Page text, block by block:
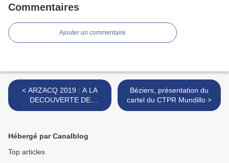
Commentaires
Ajouter un commentaire
< ARZACQ 2019 : A LA
DECOUVERTE DE
NOUVEAUX TALENTS
Béziers, présentation du
cartel du CTPR Mundillo >
Hébergé par Canalblog
Top articles